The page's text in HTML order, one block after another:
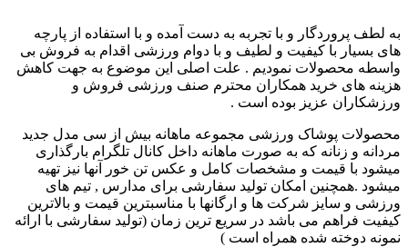
به لطف پروردگار و با تجربه به دست آمده و با استفاده از پارچه
های بسیار با کیفیت و لطیف و با دوام ورزشی اقدام به فروش بی
واسطه محصولات نمودیم . علت اصلی این موضوع به جهت کاهش
هزینه های خرید همکاران محترم صنف ورزشی فروش و
ورزشکاران عزیز بوده است .
محصولات پوشاک ورزشی مجموعه ماهانه بیش از سی مدل جدید
مردانه و زنانه که به صورت ماهانه داخل کانال تلگرام بارگذاری
میشود با قیمت و مشخصات کامل و عکس تن خور آنها نیز تهیه
میشود .همچنین امکان تولید سفارشی برای مدارس , تیم های
ورزشی و سایز شرکت ها و ارگانها با مناسبترین قیمت و بالاترین
کیفیت فراهم می باشد در سریع ترین زمان (تولید سفارشی با ارائه
نمونه دوخته شده همراه است )